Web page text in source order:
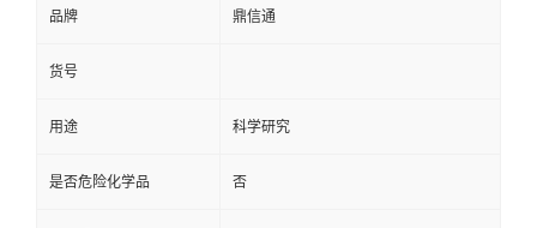
品牌 鼎信通
货号
用途 科学研究
是否危险化学品 否